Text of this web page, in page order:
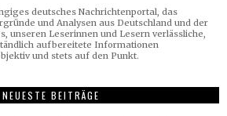
deutsches Nachrichtenportal, das
und Analysen aus Deutschland und der
unseren Leserinnen und Lesern verlässliche,
aufbereitete Informationen
und stets auf den Punkt.
NEUESTE BEITRÄGE